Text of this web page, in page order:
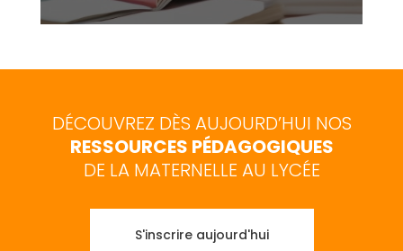
DÉCOUVREZ DÈS AUJOURD’HUI NOS
RESSOURCES PÉDAGOGIQUES
DE LA MATERNELLE AU LYCÉE
S'inscrire aujourd'hui